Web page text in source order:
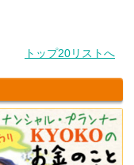
トップ20リストへ